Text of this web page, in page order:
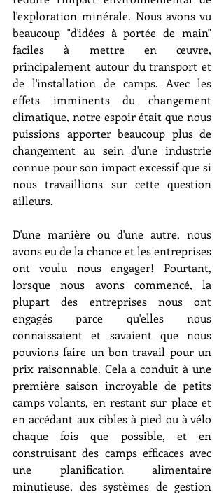
l'exploration minérale. Nous avons vu
beaucoup "d'idées à portée de main"
faciles à mettre en œuvre,
principalement autour du transport et
de l'installation de camps. Avec les
effets imminents du changement
climatique, notre espoir était que nous
puissions apporter beaucoup plus de
changement au sein d'une industrie
connue pour son impact excessif que si
nous travaillions sur cette question
ailleurs.
D'une manière ou d'une autre, nous
avons eu de la chance et les entreprises
ont voulu nous engager! Pourtant,
lorsque nous avons commencé, la
plupart des entreprises nous ont
engagés parce qu'elles nous
connaissaient et savaient que nous
pouvions faire un bon travail pour un
prix raisonnable. Cela a conduit à une
première saison incroyable de petits
camps volants, en restant sur place et
en accédant aux cibles à pied ou à vélo
chaque fois que possible, et en
construisant des camps efficaces avec
une planification alimentaire
minutieuse, des systèmes de gestion